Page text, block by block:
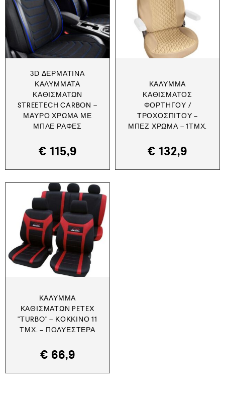
3D ΔΕΡΜΆΤΙΝΑ
ΚΑΛΎΜΜΑΤΑ
ΚΑΘΙΣΜΆΤΩΝ
STREETECH CARBON –
ΜΑΎΡΟ ΧΡΏΜΑ ΜΕ
ΜΠΛΕ ΡΑΦΈΣ
€ 115,9
ΚΆΛΥΜΜΑ
ΚΑΘΊΣΜΑΤΟΣ
ΦΟΡΤΗΓΟΎ /
ΤΡΟΧΌΣΠΙΤΟΥ –
ΜΠΕΖ ΧΡΏΜΑ – 1ΤΜΧ.
€ 132,9
ΚΆΛΥΜΜΑ
ΚΑΘΙΣΜΆΤΩΝ PETEX
"TURBO" – ΚΌΚΚΙΝΟ 11
ΤΜΧ. – ΠΟΛΥΕΣΤΈΡΑ
€ 66,9